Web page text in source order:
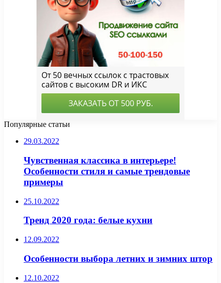
Популярные статьи
29.03.2022
Чувственная классика в интерьере!
Особенности стиля и самые трендовые
примеры
25.10.2022
Тренд 2020 года: белые кухни
12.09.2022
Особенности выбора летних и зимних штор
12.10.2022